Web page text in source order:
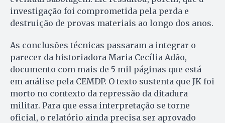
investigação foi comprometida pela perda e
destruição de provas materiais ao longo dos anos.
As conclusões técnicas passaram a integrar o
parecer da historiadora Maria Cecília Adão,
documento com mais de 5 mil páginas que está
em análise pela CEMDP. O texto sustenta que JK foi
morto no contexto da repressão da ditadura
militar. Para que essa interpretação se torne
oficial, o relatório ainda precisa ser aprovado